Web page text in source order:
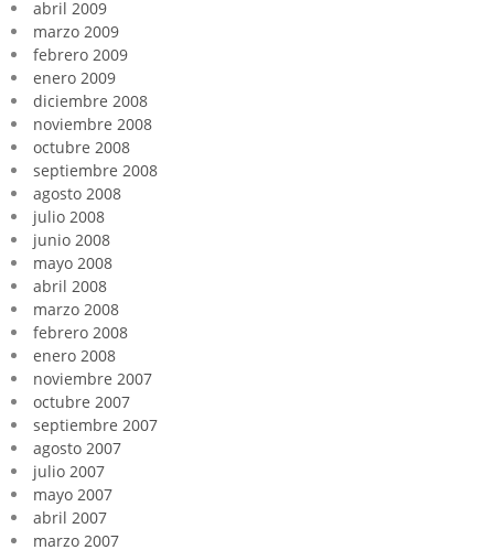
abril 2009
marzo 2009
febrero 2009
enero 2009
diciembre 2008
noviembre 2008
octubre 2008
septiembre 2008
agosto 2008
julio 2008
junio 2008
mayo 2008
abril 2008
marzo 2008
febrero 2008
enero 2008
noviembre 2007
octubre 2007
septiembre 2007
agosto 2007
julio 2007
mayo 2007
abril 2007
marzo 2007